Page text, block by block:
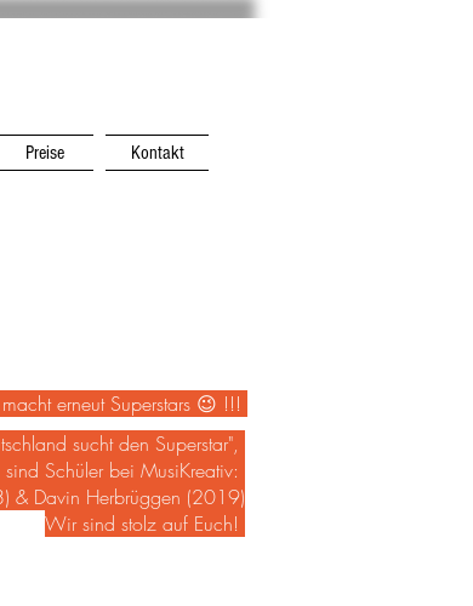
Preise Kontakt
erneut Superstars 😉 !!!
sucht den Superstar",
Schüler bei MusiKreativ:
& Davin Herbrüggen (2019)
Wir sind stolz auf Euch!